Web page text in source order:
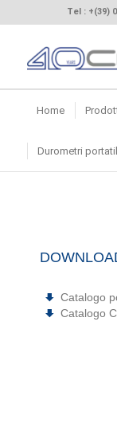
Tel : +(39)
Home
Durometri
Catalogo
Catalogo